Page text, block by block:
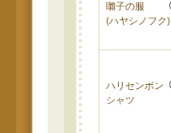
囃子の服
(ハヤシノフク)
ハリセンボン
シャツ